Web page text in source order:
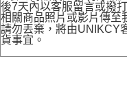
後7天內以客服留言或撥
相關商品照片或影片傳至
請勿丟棄，將由UNIKCY
貨事宜。